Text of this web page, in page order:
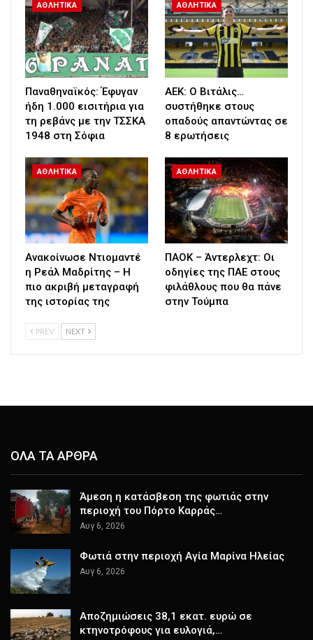
ΑΘΛΗΤΙΚΑ
Παναθηναϊκός: Έφυγαν
ήδη 1.000 εισιτήρια για
τη ρεβάνς με την ΤΣΣΚΑ
1948 στη Σόφια
ΑΘΛΗΤΙΚΑ
ΑΕΚ: Ο Βιτάλις…
συστήθηκε στους
οπαδούς απαντώντας σε
8 ερωτήσεις
ΑΘΛΗΤΙΚΑ
Ανακοίνωσε Ντιομαντέ
η Ρεάλ Μαδρίτης – Η
πιο ακριβή μεταγραφή
της ιστορίας της
ΑΘΛΗΤΙΚΑ
ΠΑΟΚ – Άντερλεχτ: Οι
οδηγίες της ΠΑΕ στους
φιλάθλους που θα πάνε
στην Τούμπα
PREV NEXT
ΟΛΑ ΤΑ ΑΡΘΡΑ
Άμεση η κατάσβεση της φωτιάς στην
περιοχή του Πόρτο Καρράς…
Αυγ 6, 2026
Φωτιά στην περιοχή Αγία Μαρίνα Ηλείας
Αυγ 6, 2026
Αποζημιώσεις 38,1 εκατ. ευρώ σε
κτηνοτρόφους για ευλογιά,…